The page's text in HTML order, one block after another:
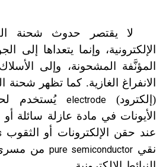
لا يقتصر حدوث شحنة
الإلكترونية، وإنما يتعداها إلى
المؤنَّفة المشحونة، وإلى
الانفراغ الغازية. كما تظهر
(إلكترود) electrode يُستخدم
الأيونات في مادة عازلة سائلة
عند حقن الإلكترونات أو الثقوب
نقي pure semiconductor من